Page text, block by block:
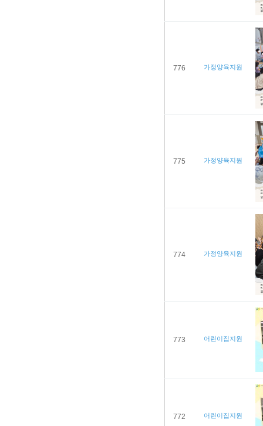
776 가정양육지원
775 가정양육지원
774 가정양육지원
773 어린이집지원
772 어린이집지원